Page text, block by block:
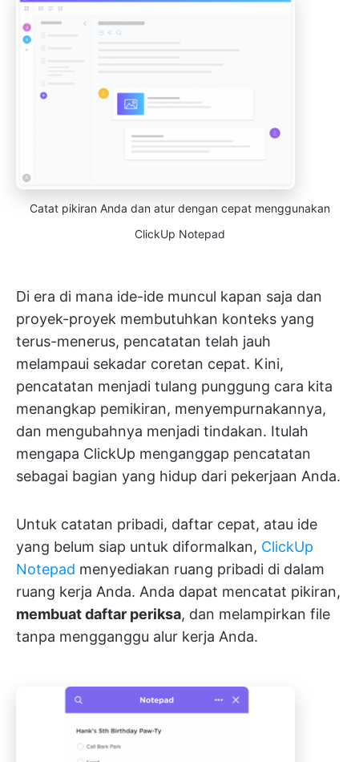
Catat pikiran Anda dan atur dengan cepat menggunakan
ClickUp Notepad
Di era di mana ide-ide muncul kapan saja dan
proyek-proyek membutuhkan konteks yang
terus-menerus, pencatatan telah jauh
melampaui sekadar coretan cepat. Kini,
pencatatan menjadi tulang punggung cara kita
menangkap pemikiran, menyempurnakannya,
dan mengubahnya menjadi tindakan. Itulah
mengapa ClickUp menganggap pencatatan
sebagai bagian yang hidup dari pekerjaan Anda.
Untuk catatan pribadi, daftar cepat, atau ide
yang belum siap untuk diformalkan, ClickUp
Notepad menyediakan ruang pribadi di dalam
ruang kerja Anda. Anda dapat mencatat pikiran,
membuat daftar periksa, dan melampirkan file
tanpa mengganggu alur kerja Anda.